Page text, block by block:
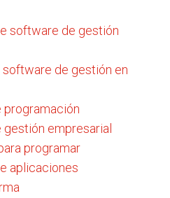
software de gestión
software de gestión en
empresarial
programar
aplicaciones